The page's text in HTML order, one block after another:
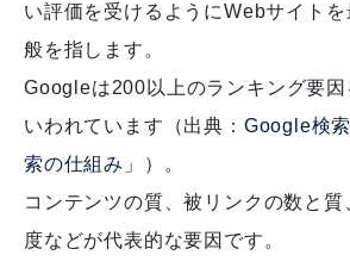
い評価を受けるようにWebサイト
般を指します。
Googleは200以上のランキング要因
いわれています（出典： Google検
索の仕組み」
）。
コンテンツの質、被リンクの数と質
度などが代表的な要因です。